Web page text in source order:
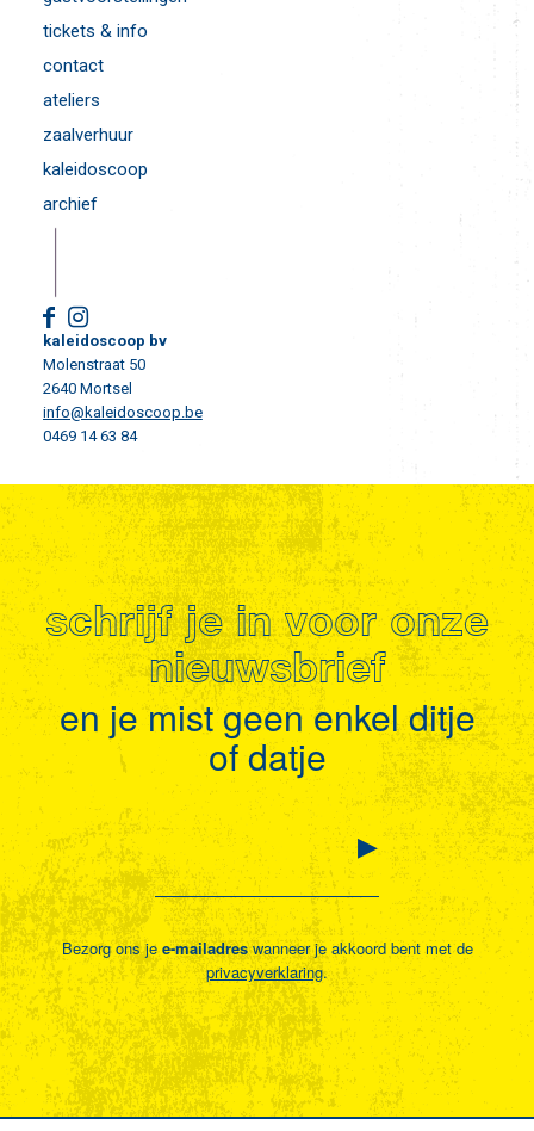
tickets & info
contact
ateliers
zaalverhuur
kaleidoscoop
archief
kaleidoscoop bv
Molenstraat 50
2640 Mortsel
info@kaleidoscoop.be
0469 14 63 84
schrijf je in voor onze
nieuwsbrief
en je mist geen enkel ditje
of datje
Bezorg ons je e-mailadreswanneer je akkoord bent met de
privacyverklaring.